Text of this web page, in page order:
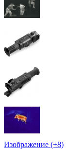
Изображение (+8)